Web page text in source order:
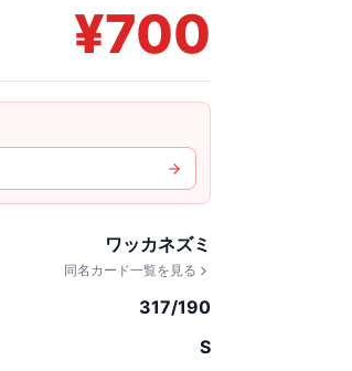
¥700
ワッカネズミ
同名カード一覧を見る
317/190
S